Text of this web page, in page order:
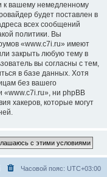
к вашему немедленному
будет поставлен в
всех сообщений
политики. Вы
«www.c7i.ru» имеют
закрыть любую тему в
вы согласны с тем,
в базе данных. Хотя
без вашего
ни phpBB
хакеров, которые могут
Часовой пояс: UTC+03:00